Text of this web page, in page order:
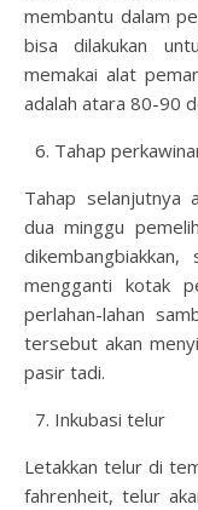
membantu dalam
bisa dilakukan
memakai alat
adalah atara 80-90
Tahap
Tahap selanjutnya
dua minggu
mengganti kotak
perlahan-lahan
tersebut akan
pasir tadi.
Inkubasi telur
Letakkan telur di
fahrenheit, telur